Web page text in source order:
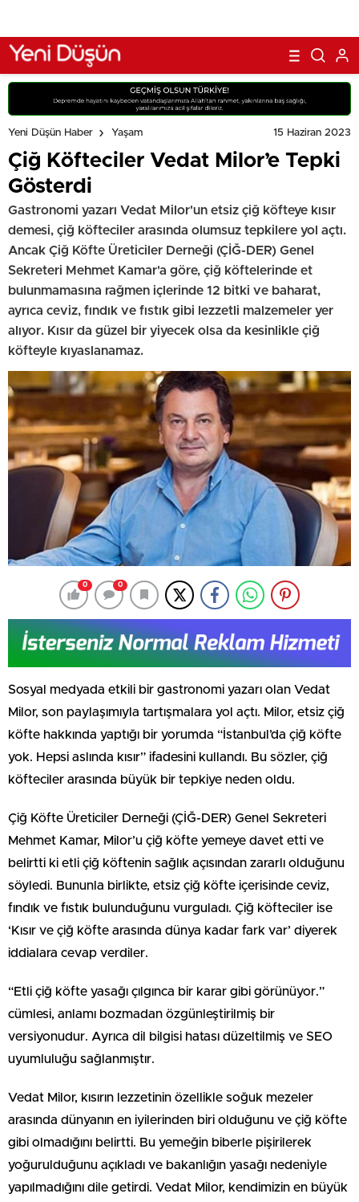
Yeni Düşün Haber Yaşam 15 Haziran 2023
Çiğ Köfteciler Vedat Milor’e Tepki
Gösterdi
Gastronomi yazarı Vedat Milor'un etsiz çiğ köfteye kısır
demesi, çiğ köfteciler arasında olumsuz tepkilere yol açtı.
Ancak Çiğ Köfte Üreticiler Derneği (ÇİĞ-DER) Genel
Sekreteri Mehmet Kamar'a göre, çiğ köftelerinde et
bulunmamasına rağmen içlerinde 12 bitki ve baharat,
ayrıca ceviz, fındık ve fıstık gibi lezzetli malzemeler yer
alıyor. Kısır da güzel bir yiyecek olsa da kesinlikle çiğ
köfteyle kıyaslanamaz.
0 0
Sosyal medyada etkili bir gastronomi yazarı olan Vedat
Milor, son paylaşımıyla tartışmalara yol açtı. Milor, etsiz çiğ
köfte hakkında yaptığı bir yorumda “İstanbul’da çiğ köfte
yok. Hepsi aslında kısır” ifadesini kullandı. Bu sözler, çiğ
köfteciler arasında büyük bir tepkiye neden oldu.
Çiğ Köfte Üreticiler Derneği (ÇİĞ-DER) Genel Sekreteri
Mehmet Kamar, Milor’u çiğ köfte yemeye davet etti ve
belirtti ki etli çiğ köftenin sağlık açısından zararlı olduğunu
söyledi. Bununla birlikte, etsiz çiğ köfte içerisinde ceviz,
fındık ve fıstık bulunduğunu vurguladı. Çiğ köfteciler ise
‘Kısır ve çiğ köfte arasında dünya kadar fark var’ diyerek
iddialara cevap verdiler.
“Etli çiğ köfte yasağı çılgınca bir karar gibi görünüyor.”
cümlesi, anlamı bozmadan özgünleştirilmiş bir
versiyonudur. Ayrıca dil bilgisi hatası düzeltilmiş ve SEO
uyumluluğu sağlanmıştır.
Vedat Milor, kısırın lezzetinin özellikle soğuk mezeler
arasında dünyanın en iyilerinden biri olduğunu ve çiğ köfte
gibi olmadığını belirtti. Bu yemeğin biberle pişirilerek
yoğurulduğunu açıkladı ve bakanlığın yasağı nedeniyle
yapılmadığını dile getirdi. Vedat Milor, kendimizin en büyük